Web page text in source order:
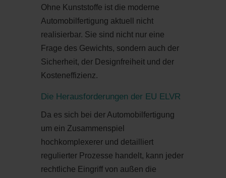
Ohne Kunststoffe ist die moderne
Automobilfertigung aktuell nicht
realisierbar. Sie sind nicht nur eine
Frage des Gewichts, sondern auch der
Sicherheit, der Designfreiheit und der
Kosteneffizienz.
Die Herausforderungen der EU ELVR
Da es sich bei der Automobilfertigung
um ein Zusammenspiel
hochkomplexerer und detailliert
regulierter Prozesse handelt, kann jeder
rechtliche Eingriff von außen die